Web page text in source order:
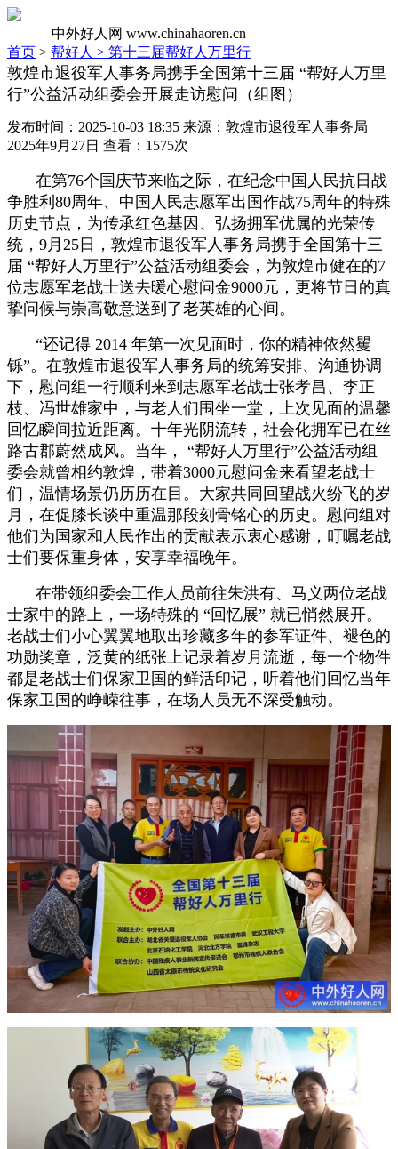
中外好人网 www.chinahaoren.cn
首页 > 帮好人 > 第十三届帮好人万里行
敦煌市退役军人事务局携手全国第十三届 “帮好人万里
行”公益活动组委会开展走访慰问（组图）
发布时间：2025-10-03 18:35 来源：敦煌市退役军人事务局
2025年9月27日 查看：1575次
在第76个国庆节来临之际，在纪念中国人民抗日战
争胜利80周年、中国人民志愿军出国作战75周年的特殊
历史节点，为传承红色基因、弘扬拥军优属的光荣传
统，9月25日，敦煌市退役军人事务局携手全国第十三
届 “帮好人万里行”公益活动组委会，为敦煌市健在的7
位志愿军老战士送去暖心慰问金9000元，更将节日的真
挚问候与崇高敬意送到了老英雄的心间。
“还记得 2014 年第一次见面时，你的精神依然矍
铄”。在敦煌市退役军人事务局的统筹安排、沟通协调
下，慰问组一行顺利来到志愿军老战士张孝昌、李正
枝、冯世雄家中，与老人们围坐一堂，上次见面的温馨
回忆瞬间拉近距离。十年光阴流转，社会化拥军已在丝
路古郡蔚然成风。当年， “帮好人万里行”公益活动组
委会就曾相约敦煌，带着3000元慰问金来看望老战士
们，温情场景仍历历在目。大家共同回望战火纷飞的岁
月，在促膝长谈中重温那段刻骨铭心的历史。慰问组对
他们为国家和人民作出的贡献表示衷心感谢，叮嘱老战
士们要保重身体，安享幸福晚年。
在带领组委会工作人员前往朱洪有、马义两位老战
士家中的路上，一场特殊的 “回忆展” 就已悄然展开。
老战士们小心翼翼地取出珍藏多年的参军证件、褪色的
功勋奖章，泛黄的纸张上记录着岁月流逝，每一个物件
都是老战士们保家卫国的鲜活印记，听着他们回忆当年
保家卫国的峥嵘往事，在场人员无不深受触动。